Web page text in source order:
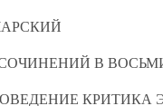
В
КРИТИКА